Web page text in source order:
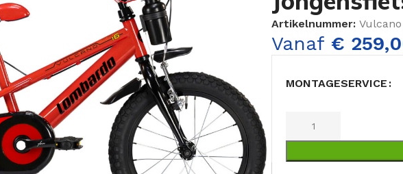
Artikelnummer: Vulcano
Vanaf €
MONTAGESERVICE